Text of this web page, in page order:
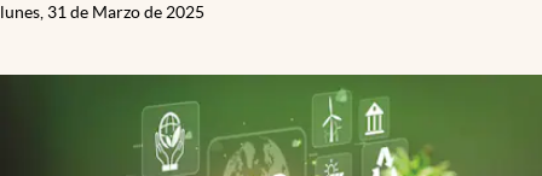
lunes, 31 de Marzo de 2025